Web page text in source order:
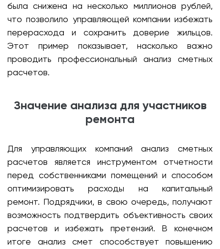
была снижена на несколько миллионов рублей,
что позволило управляющей компании избежать
перерасхода и сохранить доверие жильцов.
Этот пример показывает, насколько важно
проводить профессиональный анализ сметных
расчетов.
Значение анализа для участников
ремонта
Для управляющих компаний анализ сметных
расчетов является инструментом отчетности
перед собственниками помещений и способом
оптимизировать расходы на капитальный
ремонт. Подрядчики, в свою очередь, получают
возможность подтвердить объективность своих
расчетов и избежать претензий. В конечном
итоге анализ смет способствует повышению